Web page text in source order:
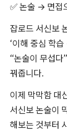
✅ 논술 → 면접
잡로드 서신보
‘이해 중심 학
“논술이 무섭다
꿔줍니다.
이제 막막함 대
서신보 논술이
해보는 것부터